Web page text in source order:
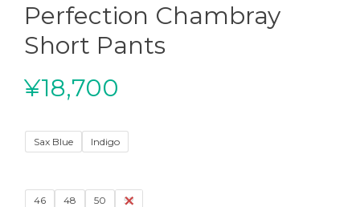
Perfection Chambray
Short Pants
¥18,700
Sax Blue Indigo
46 48 50 52